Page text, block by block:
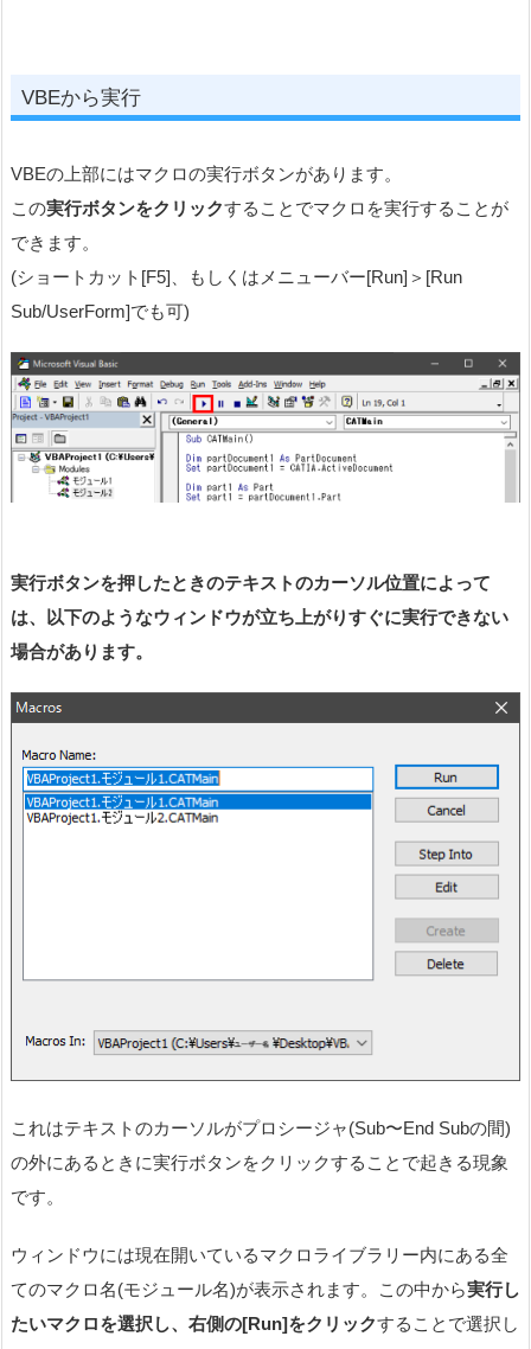
VBEから実行
VBEの上部にはマクロの実行ボタンがあります。
この実行ボタンをクリックすることでマクロを実行することが
できます。
(ショートカット[F5]、もしくはメニューバー[Run]＞[Run
Sub/UserForm]でも可)
実行ボタンを押したときのテキストのカーソル位置によって
は、以下のようなウィンドウが立ち上がりすぐに実行できない
場合があります。
これはテキストのカーソルがプロシージャ(Sub〜End Subの間)
の外にあるときに実行ボタンをクリックすることで起きる現象
です。
ウィンドウには現在開いているマクロライブラリー内にある全
てのマクロ名(モジュール名)が表示されます。この中から実行し
たいマクロを選択し、右側の[Run]をクリックすることで選択し